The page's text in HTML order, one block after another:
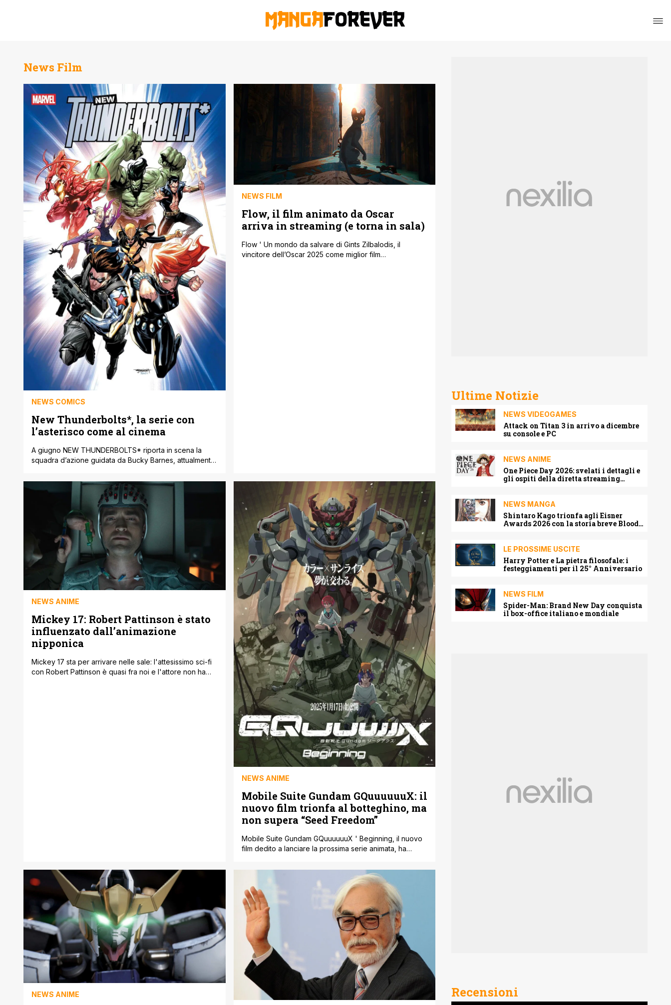
News Film
NEWS COMICS
New Thunderbolts*, la serie con
l’asterisco come al cinema
A giugno NEW THUNDERBOLTS* riporta in scena la
squadra d’azione guidata da Bucky Barnes, attualmente
miniserie THUNDERBOLTS: DOOMSTRIKE, aggiungendo
l’asterisco al titolo come la controparte cinematografica.
I Thunderbolts, la super-squadra più letale della Marvel,
si sono evoluti più volte nel corso degli anni, riunendo
improbabili gruppi di [']
NEWS FILM
Flow, il film animato da Oscar
arriva in streaming (e torna in sala)
Flow ' Un mondo da salvare di Gints Zilbalodis, il
vincitore dell’Oscar 2025 come miglior film
NEWS ANIME
Mickey 17: Robert Pattinson è stato
influenzato dall’animazione
nipponica
Mickey 17 sta per arrivare nelle sale: l'attesissimo sci-fi
con Robert Pattinson è quasi fra noi e l'attore non ha
NEWS ANIME
Mobile Suite Gundam GQuuuuuuX: il
nuovo film trionfa al botteghino, ma
non supera “Seed Freedom”
Mobile Suite Gundam GQuuuuuuX ' Beginning, il nuovo
film dedito a lanciare la prossima serie animata, ha
volta l'amore del pubblico verso il franchise creato da
Tomino negli anni settanta. Uscito in Giappone il 17
gennaio di quest'anno, la pellicola ha raggiunto subito il
primo posto al botteghino [']
NEWS ANIME
Ultime Notizie
NEWS VIDEOGAMES
Attack on Titan 3 in arrivo a dicembre
su console e PC
NEWS ANIME
One Piece Day 2026: svelati i dettagli e
gli ospiti della diretta streaming
NEWS MANGA
Shintaro Kago trionfa agli Eisner
Awards 2026 con la storia breve Blood
LE PROSSIME USCITE
Harry Potter e La pietra filosofale: i
festeggiamenti per il 25° Anniversario
NEWS FILM
Spider-Man: Brand New Day conquista
il box-office italiano e mondiale
Recensioni